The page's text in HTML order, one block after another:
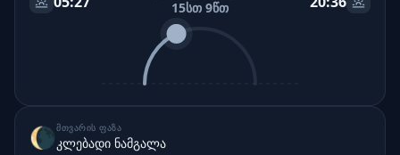
15სთ 9წთ
🌘ᲛᲗᲕᲐᲠᲘᲡ ᲤᲐᲖᲐ
კლებადი ნამგალა